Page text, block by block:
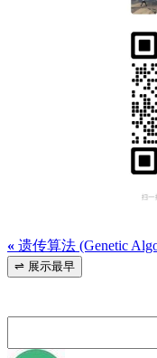
« 遗传算法 (Genetic
⇌ 展示最早